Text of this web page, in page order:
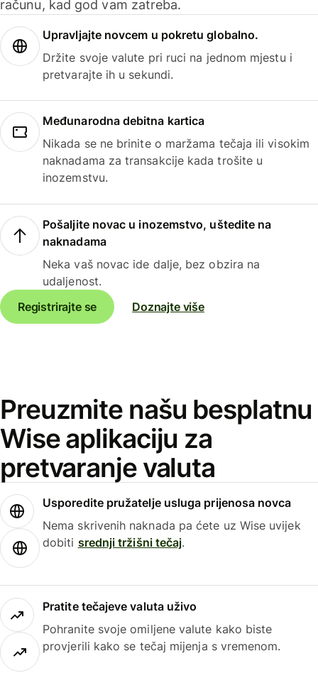
računu, kad god vam zatreba.
Upravljajte novcem u pokretu globalno.
Držite svoje valute pri ruci na jednom mjestu i
pretvarajte ih u sekundi.
Međunarodna debitna kartica
Nikada se ne brinite o maržama tečaja ili visokim
naknadama za transakcije kada trošite u
inozemstvu.
Pošaljite novac u inozemstvo, uštedite na
naknadama
Neka vaš novac ide dalje, bez obzira na
udaljenost.
Registrirajte se
Doznajte više
Preuzmite našu besplatnu
Wise aplikaciju za
pretvaranje valuta
Usporedite pružatelje usluga prijenosa novca
Nema skrivenih naknada pa ćete uz Wise uvijek
dobiti srednji tržišni tečaj.
Pratite tečajeve valuta uživo
Pohranite svoje omiljene valute kako biste
provjerili kako se tečaj mijenja s vremenom.